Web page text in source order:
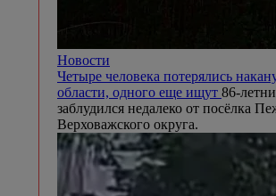
Новости
Четыре человека потерялись
области, одного еще ищут 86-
заблудился недалеко от посёлка
Верховажского округа.